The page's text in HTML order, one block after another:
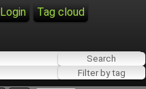
Login
Tag cloud